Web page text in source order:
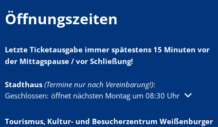
Öffnungszeiten
Letzte Ticketausgabe immer spätestens 15 Minuten vor
der Mittagspause / vor Schließung!
Stadthaus (Termine nur nach Vereinbarung!):
Klicken, um weitere Öffnungs- oder Schließzeiten auszublenden
Geschlossen: öffnet nächsten Montag um 08:30 Uhr
Tourismus, Kultur- und Besucherzentrum Weißenburger